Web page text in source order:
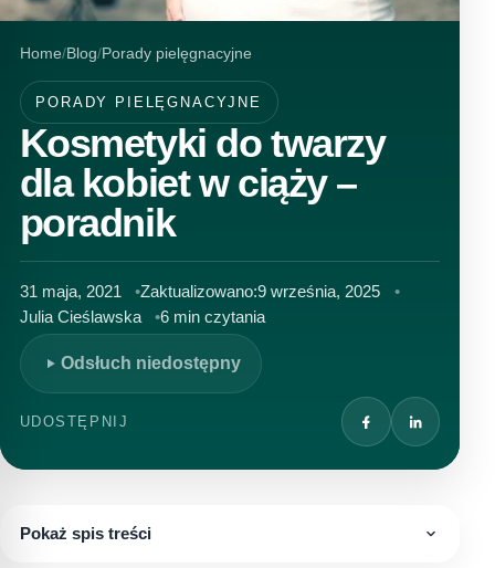
Home Blog Porady pielęgnacyjne
PORADY PIELĘGNACYJNE
Kosmetyki do twarzy
dla kobiet w ciąży –
poradnik
31 maja, 2021 Zaktualizowano:9 września, 2025
Julia Cieślawska
6 min czytania
Odsłuch niedostępny
UDOSTĘPNIJ
Pokaż spis treści